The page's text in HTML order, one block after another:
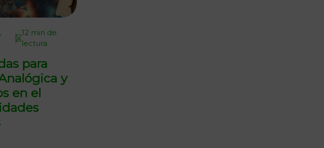
12 min de
lectura
para
y
en el